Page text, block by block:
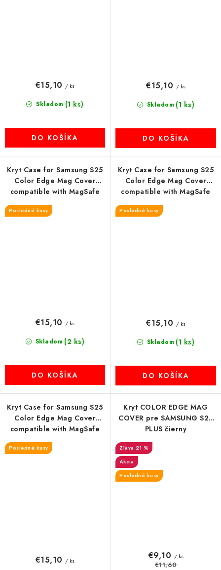
Skladom (1 ks)
€15,10 / ks
DO KOŠÍKA
Skladom (1 ks)
€15,10 / ks
DO KOŠÍKA
Kryt Case for Samsung S25
Color Edge Mag Cover
compatible with MagSafe
blue
Posledné kusy
Skladom (2 ks)
€15,10 / ks
DO KOŠÍKA
Kryt Case for Samsung S25
Color Edge Mag Cover
compatible with MagSafe
čierny
Posledné kusy
Skladom (1 ks)
€15,10 / ks
DO KOŠÍKA
Kryt Case for Samsung S25
Color Edge Mag Cover
compatible with MagSafe
titanum-gray
Posledné kusy
€15,10 / ks
Kryt COLOR EDGE MAG
COVER pre SAMSUNG S25
PLUS čierny
21 %
Akcia
Posledné kusy
€9,10 / ks
€11,60